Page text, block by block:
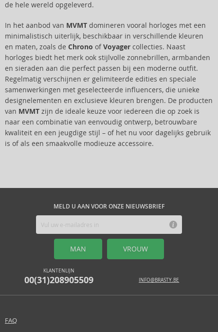
de hele wereld opgeleverd.
In het aanbod van MVMT domineren vooral horloges met een
minimalistisch uiterlijk, beschikbaar in verschillende kleuren
en maten, zoals de Chrono ofVoyager collecties. Naast
horloges biedt het merk ook stijlvolle zonnebrillen, armbanden
en sieraden aan die perfect passen bij een moderne outfit.
Regelmatig verschijnen er gelimiteerde edities en speciale
samenwerkingen met geselecteerde influencers, die unieke
designelementen en exclusieve kleuren brengen. De producten
van MVMT zijn de ideale keuze voor iedereen die op zoek is
naar een combinatie van eenvoudig ontwerp, betrouwbare
kwaliteit en een jeugdige stijl – of het nu voor dagelijks gebruik
is of als een smaakvolle modieuze accessoire.
MELD U AAN VOOR ONZE NIEUWSBRIEF
MAN VROUW
KLANTENLIJN
00(31)208905509 INFO@BRASTY.BE
FAQ